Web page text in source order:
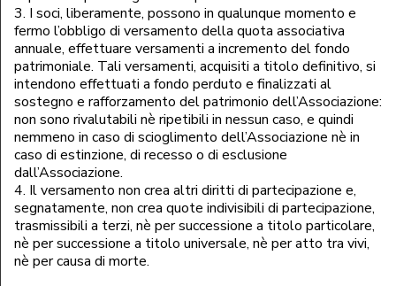
3. I soci, liberamente, possono in qualunque momento e
fermo l’obbligo di versamento della quota associativa
annuale, effettuare versamenti a incremento del fondo
patrimoniale. Tali versamenti, acquisiti a titolo definitivo, si
intendono effettuati a fondo perduto e finalizzati al
sostegno e rafforzamento del patrimonio dell’Associazione:
non sono rivalutabili nè ripetibili in nessun caso, e quindi
nemmeno in caso di scioglimento dell’Associazione nè in
caso di estinzione, di recesso o di esclusione
dall’Associazione.
4. Il versamento non crea altri diritti di partecipazione e,
segnatamente, non crea quote indivisibili di partecipazione,
trasmissibili a terzi, nè per successione a titolo particolare,
nè per successione a titolo universale, nè per atto tra vivi,
nè per causa di morte.